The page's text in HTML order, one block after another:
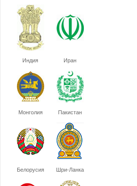
Индия Иран
Монголия Пакистан
Белорусия Шри-Ланка